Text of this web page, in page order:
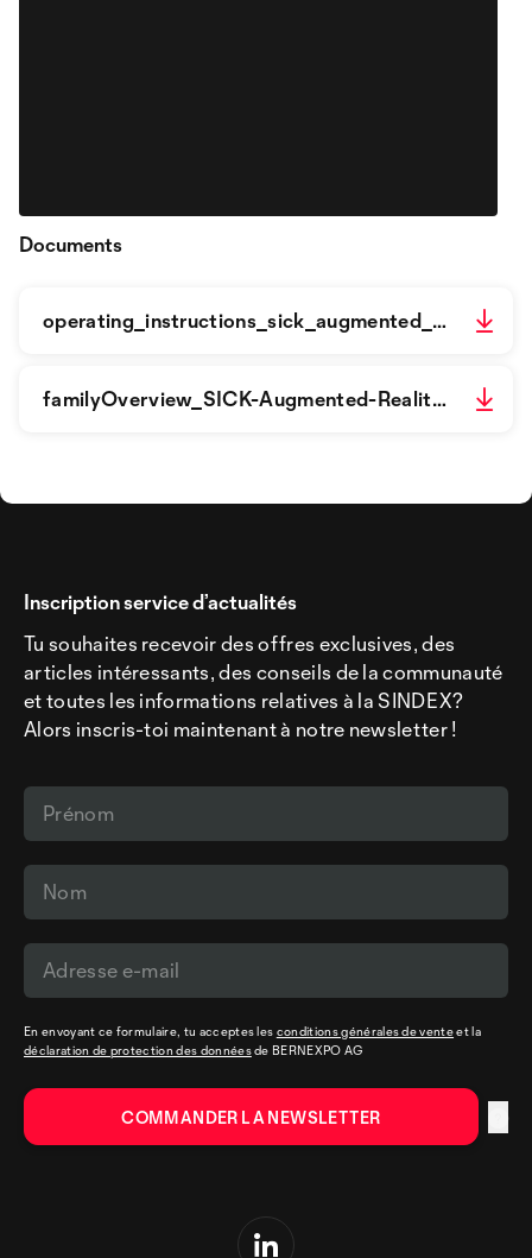
Documents
operating_instructions_sick_augmented_reality_assistant_software_for_integration_en_im0105189.pdf
familyOverview_SICK-Augmented-Reality-Assista_g555639_fr.pdf
Inscription service d’actualités
Tu souhaites recevoir des offres exclusives, des
articles intéressants, des conseils de la communauté
et toutes les informations relatives à la SINDEX?
Alors inscris-toi maintenant à notre newsletter !
En envoyant ce formulaire, tu acceptes les conditions générales de venteet la
déclaration de protection des donnéesde BERNEXPO AG